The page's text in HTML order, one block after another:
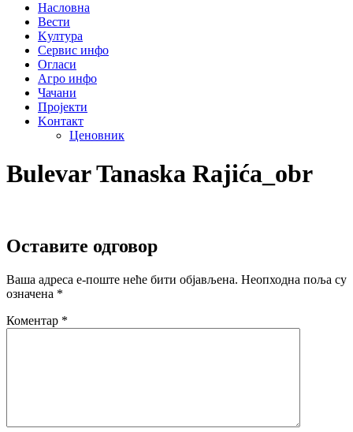
Насловна
Вести
Kултура
Сервис инфо
Огласи
Агро инфо
Чачани
Пројекти
Kонтакт
Ценовник
Bulevar Tanaska Rajića_obr
Оставите одговор
Ваша адреса е-поште неће бити објављена. Неопходна поља су
означена *
Коментар *